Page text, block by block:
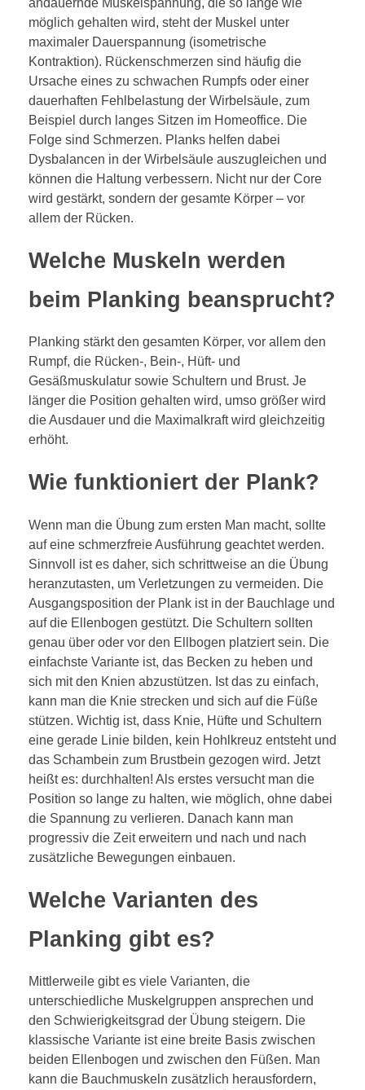
andauernde Muskelspannung, die so lange wie
möglich gehalten wird, steht der Muskel unter
maximaler Dauerspannung (isometrische
Kontraktion). Rückenschmerzen sind häufig die
Ursache eines zu schwachen Rumpfs oder einer
dauerhaften Fehlbelastung der Wirbelsäule, zum
Beispiel durch langes Sitzen im Homeoffice. Die
Folge sind Schmerzen. Planks helfen dabei
Dysbalancen in der Wirbelsäule auszugleichen und
können die Haltung verbessern. Nicht nur der Core
wird gestärkt, sondern der gesamte Körper – vor
allem der Rücken.
Welche Muskeln werden
beim Planking beansprucht?
Planking stärkt den gesamten Körper, vor allem den
Rumpf, die Rücken-, Bein-, Hüft- und
Gesäßmuskulatur sowie Schultern und Brust. Je
länger die Position gehalten wird, umso größer wird
die Ausdauer und die Maximalkraft wird gleichzeitig
erhöht.
Wie funktioniert der Plank?
Wenn man die Übung zum ersten Man macht, sollte
auf eine schmerzfreie Ausführung geachtet werden.
Sinnvoll ist es daher, sich schrittweise an die Übung
heranzutasten, um Verletzungen zu vermeiden. Die
Ausgangsposition der Plank ist in der Bauchlage und
auf die Ellenbogen gestützt. Die Schultern sollten
genau über oder vor den Ellbogen platziert sein. Die
einfachste Variante ist, das Becken zu heben und
sich mit den Knien abzustützen. Ist das zu einfach,
kann man die Knie strecken und sich auf die Füße
stützen. Wichtig ist, dass Knie, Hüfte und Schultern
eine gerade Linie bilden, kein Hohlkreuz entsteht und
das Schambein zum Brustbein gezogen wird. Jetzt
heißt es: durchhalten! Als erstes versucht man die
Position so lange zu halten, wie möglich, ohne dabei
die Spannung zu verlieren. Danach kann man
progressiv die Zeit erweitern und nach und nach
zusätzliche Bewegungen einbauen.
Welche Varianten des
Planking gibt es?
Mittlerweile gibt es viele Varianten, die
unterschiedliche Muskelgruppen ansprechen und
den Schwierigkeitsgrad der Übung steigern. Die
klassische Variante ist eine breite Basis zwischen
beiden Ellenbogen und zwischen den Füßen. Man
kann die Bauchmuskeln zusätzlich herausfordern,